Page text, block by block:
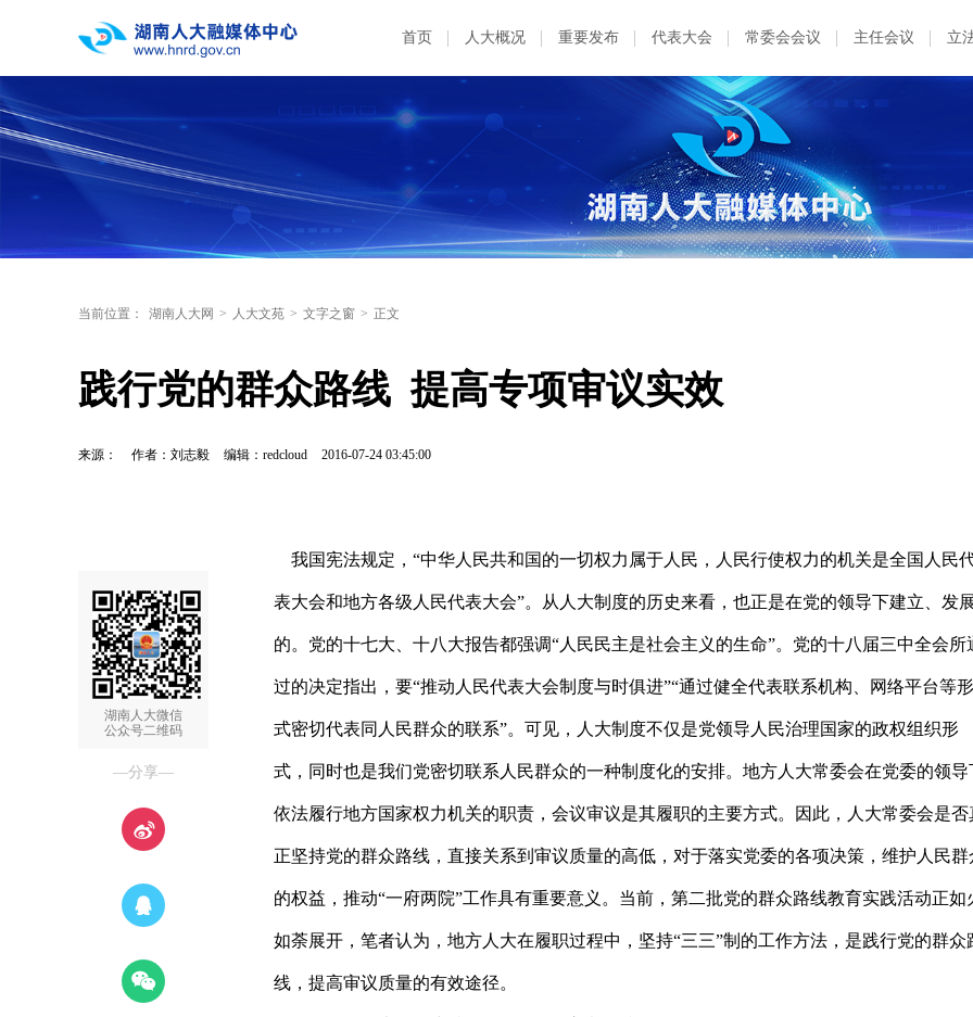
首页 人大概况 重要发布 代表大会 常委会会议 主任会议 立
当前位置： 湖南人大网 > 人大文苑 > 文字之窗 > 正文
践行党的群众路线  提高专项审议实效
来源： 作者：刘志毅 编辑：redcloud 2016-07-24 03:45:00
湖南人大微信
公众号二维码
—分享—
我国宪法规定，“中华人民共和国的一切权力属于人民，人民行使权力的机关是全国人民
表大会和地方各级人民代表大会”。从人大制度的历史来看，也正是在党的领导下建立、发
的。党的十七大、十八大报告都强调“人民民主是社会主义的生命”。党的十八届三中全会所
过的决定指出，要“推动人民代表大会制度与时俱进”“通过健全代表联系机构、网络平台等形
式密切代表同人民群众的联系”。可见，人大制度不仅是党领导人民治理国家的政权组织形
式，同时也是我们党密切联系人民群众的一种制度化的安排。地方人大常委会在党委的领导
依法履行地方国家权力机关的职责，会议审议是其履职的主要方式。因此，人大常委会是否
正坚持党的群众路线，直接关系到审议质量的高低，对于落实党委的各项决策，维护人民群
的权益，推动“一府两院”工作具有重要意义。当前，第二批党的群众路线教育实践活动正如
如荼展开，笔者认为，地方人大在履职过程中，坚持“三三”制的工作方法，是践行党的群众
线，提高审议质量的有效途径。